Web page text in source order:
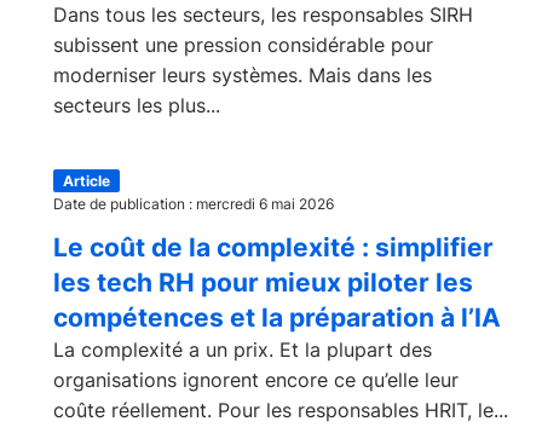
Dans tous les secteurs, les responsables SIRH
subissent une pression considérable pour
moderniser leurs systèmes. Mais dans les
secteurs les plus...
Article
Date de publication : mercredi 6 mai 2026
Le coût de la complexité : simplifier
les tech RH pour mieux piloter les
compétences et la préparation à l’IA
La complexité a un prix. Et la plupart des
organisations ignorent encore ce qu’elle leur
coûte réellement. Pour les responsables HRIT, le...